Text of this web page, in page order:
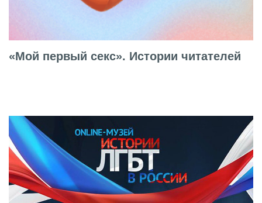
«Мой первый секс». Истории читателей